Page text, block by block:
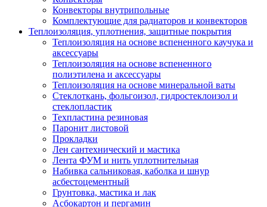
Конвекторы внутрипольные
Комплектующие для радиаторов и конвекторов
Теплоизоляция, уплотнения, защитные покрытия
Теплоизоляция на основе вспененного каучука и
аксессуары
Теплоизоляция на основе вспененного
полиэтилена и аксессуары
Теплоизоляция на основе минеральной ваты
Стеклоткань, фольгоизол, гидростеклоизол и
стеклопластик
Техпластина резиновая
Паронит листовой
Прокладки
Лен сантехнический и мастика
Лента ФУМ и нить уплотнительная
Набивка сальниковая, каболка и шнур
асбестоцементный
Грунтовка, мастика и лак
Асбокартон и пергамин